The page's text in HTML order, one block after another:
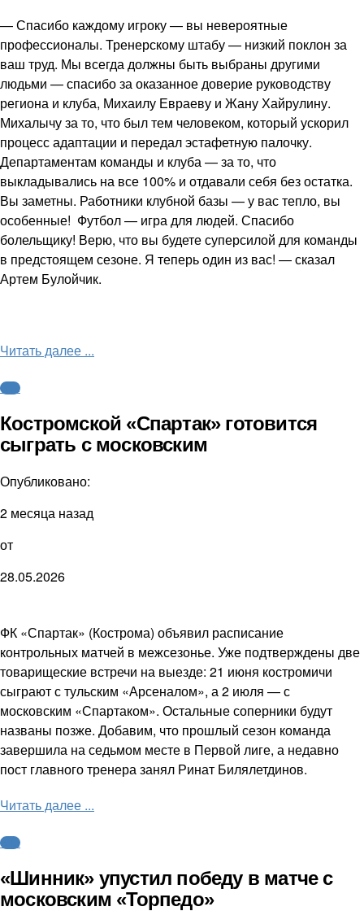
— Спасибо каждому игроку — вы невероятные
профессионалы. Тренерскому штабу — низкий поклон за
ваш труд. Мы всегда должны быть выбраны другими
людьми — спасибо за оказанное доверие руководству
региона и клуба, Михаилу Евраеву и Жану Хайрулину.
Михалычу за то, что был тем человеком, который ускорил
процесс адаптации и передал эстафетную палочку.
Департаментам команды и клуба — за то, что
выкладывались на все 100% и отдавали себя без остатка.
Вы заметны. Работники клубной базы — у вас тепло, вы
особенные! Футбол — игра для людей. Спасибо
болельщику! Верю, что вы будете суперсилой для команды
в предстоящем сезоне. Я теперь один из вас! — сказал
Артем Булойчик.
Читать далее ...
ФНЛ
Костромской «Спартак» готовится
сыграть с московским
Опубликовано:
2 месяца назад
от
28.05.2026
ФК «Спартак» (Кострома) объявил расписание
контрольных матчей в межсезонье. Уже подтверждены две
товарищеские встречи на выезде: 21 июня костромичи
сыграют с тульским «Арсеналом», а 2 июля — с
московским «Спартаком». Остальные соперники будут
названы позже. Добавим, что прошлый сезон команда
завершила на седьмом месте в Первой лиге, а недавно
пост главного тренера занял Ринат Билялетдинов.
Читать далее ...
ФНЛ
«Шинник» упустил победу в матче с
московским «Торпедо»